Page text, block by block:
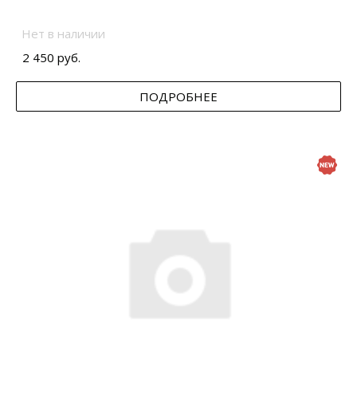
Нет в наличии
2 450 руб.
ПОДРОБНЕЕ